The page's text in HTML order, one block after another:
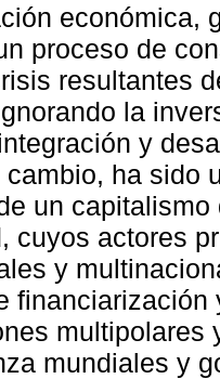
económica,
proceso de
resultantes
la
y
ha sido
un
cuyos actores
y
multipolares
mundiales y